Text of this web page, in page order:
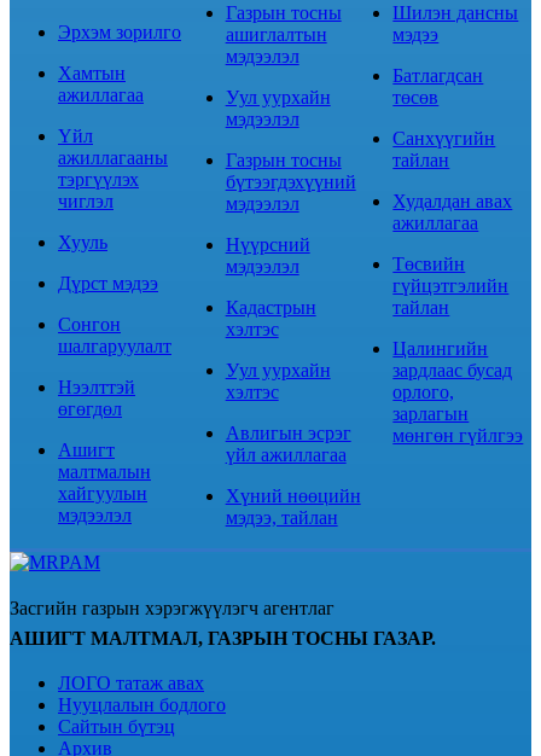
Эрхэм зорилго
Хамтын
ажиллагаа
Үйл
ажиллагааны
тэргүүлэх
чиглэл
Хууль
Дүрст мэдээ
Сонгон
шалгаруулалт
Нээлттэй
өгөгдөл
Ашигт
малтмалын
хайгуулын
мэдээлэл
Газрын тосны
ашиглалтын
мэдээлэл
Уул уурхайн
мэдээлэл
Газрын тосны
бүтээгдэхүүний
мэдээлэл
Нүүрсний
мэдээлэл
Кадастрын
хэлтэс
Уул уурхайн
хэлтэс
Авлигын эсрэг
үйл ажиллагаа
Хүний нөөцийн
мэдээ, тайлан
Шилэн дансны
мэдээ
Батлагдсан
төсөв
Санхүүгийн
тайлан
Худалдан авах
ажиллагаа
Төсвийн
гүйцэтгэлийн
тайлан
Цалингийн
зардлаас бусад
орлого,
зарлагын
мөнгөн гүйлгээ
Засгийн газрын хэрэгжүүлэгч агентлаг
АШИГТ МАЛТМАЛ, ГАЗРЫН ТОСНЫ ГАЗАР.
ЛОГО татаж авах
Нууцлалын бодлого
Сайтын бүтэц
Архив